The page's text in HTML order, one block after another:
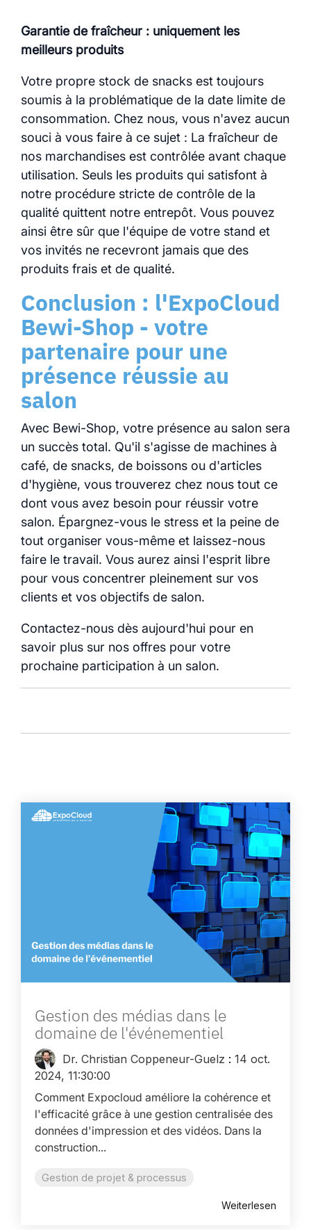
Garantie de fraîcheur : uniquement les
meilleurs produits
Votre propre stock de snacks est toujours
soumis à la problématique de la date limite de
consommation. Chez nous, vous n'avez aucun
souci à vous faire à ce sujet : La fraîcheur de
nos marchandises est contrôlée avant chaque
utilisation. Seuls les produits qui satisfont à
notre procédure stricte de contrôle de la
qualité quittent notre entrepôt. Vous pouvez
ainsi être sûr que l'équipe de votre stand et
vos invités ne recevront jamais que des
produits frais et de qualité.
Conclusion : l'ExpoCloud
Bewi-Shop - votre
partenaire pour une
présence réussie au
salon
Avec Bewi-Shop, votre présence au salon sera
un succès total. Qu'il s'agisse de machines à
café, de snacks, de boissons ou d'articles
d'hygiène, vous trouverez chez nous tout ce
dont vous avez besoin pour réussir votre
salon. Épargnez-vous le stress et la peine de
tout organiser vous-même et laissez-nous
faire le travail. Vous aurez ainsi l'esprit libre
pour vous concentrer pleinement sur vos
clients et vos objectifs de salon.
Contactez-nous dès aujourd'hui pour en
savoir plus sur nos offres pour votre
prochaine participation à un salon.
Gestion des médias dans le
domaine de l'événementiel
Dr. Christian Coppeneur-Guelz : 14 oct.
2024, 11:30:00
Comment Expocloud améliore la cohérence et
l'efficacité grâce à une gestion centralisée des
données d'impression et des vidéos. Dans la
construction...
Gestion de projet & processus
Weiterlesen